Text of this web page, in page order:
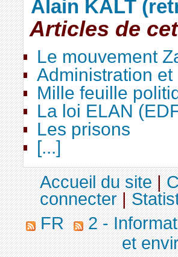
Alain KALT
Articles de
Le mouvement
Administration
Mille feuille
La loi ELAN
Les prisons
[...]
Accueil du site|
connecter|
FR
2 -
et